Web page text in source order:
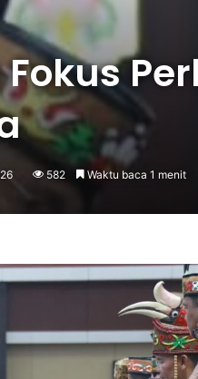
582 Waktu baca 1 menit